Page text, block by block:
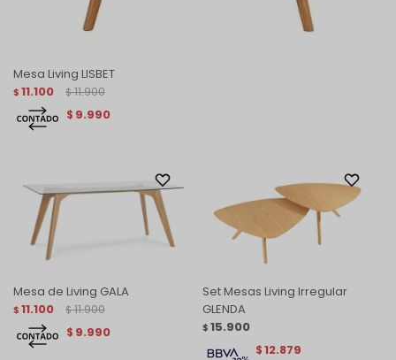
Mesa Living LISBET
$ 11.100 $ 11.900
$ 9.990
Mesa de Living GALA
$ 11.100 $ 11.900
$ 9.990
Set Mesas Living Irregular
GLENDA
$ 15.900
$12.879